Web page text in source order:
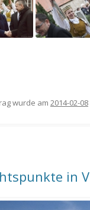
wurde am 2014-02-08
in